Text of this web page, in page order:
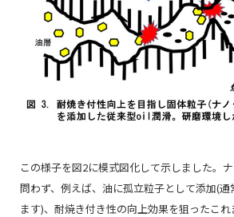
この様子を図2に模式図化して示しました。
問わず、例えば、油に孤立粒子として添加(
ます)、耐焼き付き性の向上効果を狙ったこ